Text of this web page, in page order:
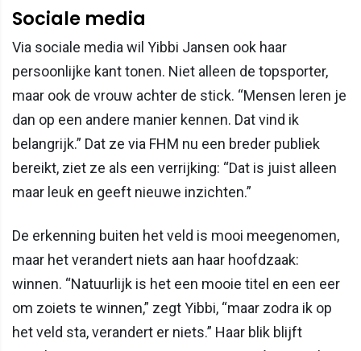
Sociale media
Via sociale media wil Yibbi Jansen ook haar
persoonlijke kant tonen. Niet alleen de topsporter,
maar ook de vrouw achter de stick. “Mensen leren je
dan op een andere manier kennen. Dat vind ik
belangrijk.” Dat ze via FHM nu een breder publiek
bereikt, ziet ze als een verrijking: “Dat is juist alleen
maar leuk en geeft nieuwe inzichten.”
De erkenning buiten het veld is mooi meegenomen,
maar het verandert niets aan haar hoofdzaak:
winnen. “Natuurlijk is het een mooie titel en een eer
om zoiets te winnen,” zegt Yibbi, “maar zodra ik op
het veld sta, verandert er niets.” Haar blik blijft